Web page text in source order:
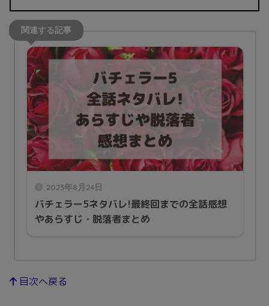
2023年8月24日
バチェラー5ネタバレ!最終回までの全話感想
やあらすじ・脱落者まとめ
目次へ戻る